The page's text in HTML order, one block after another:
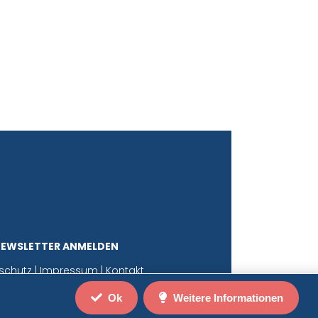
ANMELDEN
|Impressum|Kontakt
Ok Weitere Informationen